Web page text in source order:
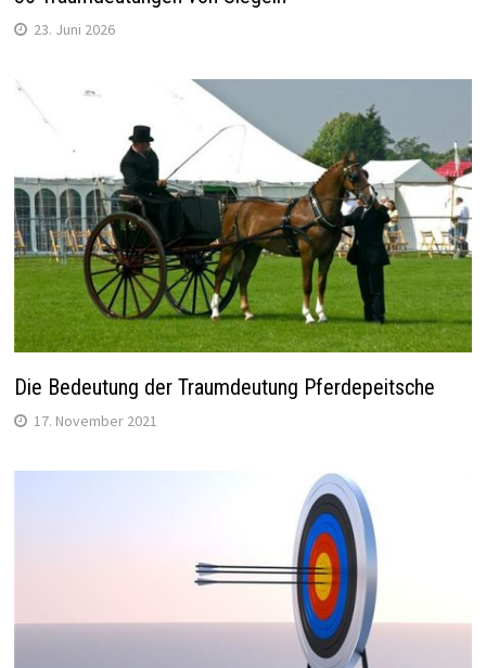
23. Juni 2026
Die Bedeutung der Traumdeutung Pferdepeitsche
17. November 2021